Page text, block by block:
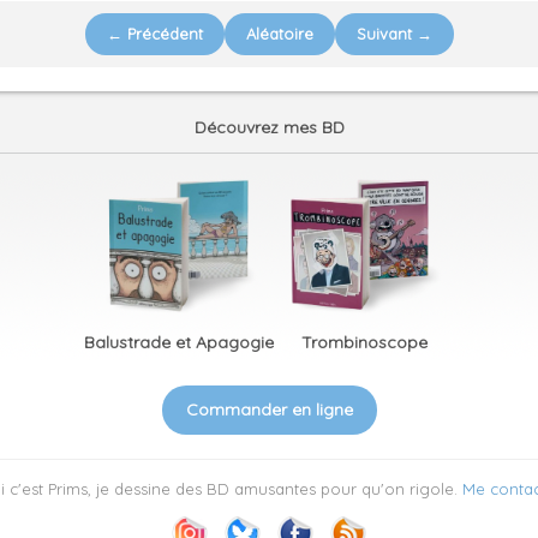
← Précédent Aléatoire Suivant →
Découvrez mes BD
Balustrade et Apagogie Trombinoscope
Commander en ligne
c'est Prims, je dessine des BD amusantes pour qu'on rigole. Me